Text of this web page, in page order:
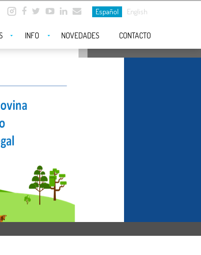
Español English
INFO NOVEDADES CONTACTO